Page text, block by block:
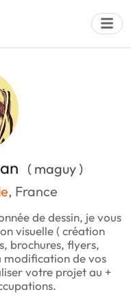
( maguy )
, France
de dessin, je vous
visuelle ( création
brochures, flyers,
modification de vos
votre projet au +